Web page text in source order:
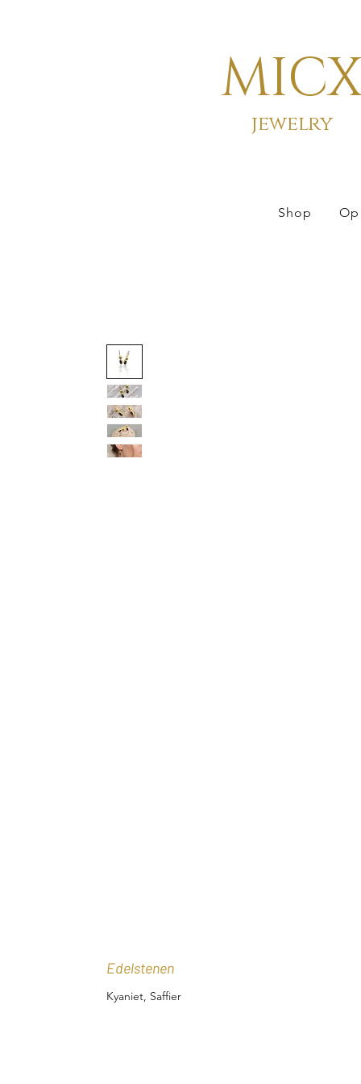
jewelry
Shop Op
Edelstenen
Kyaniet, Saffier